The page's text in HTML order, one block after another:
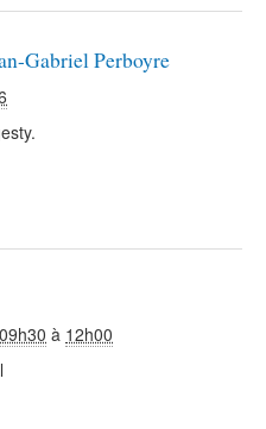
Gabriel Perboyre
à 12h00